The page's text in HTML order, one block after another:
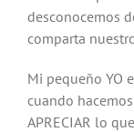
desconocemos
comparta
Mi pequeño YO
cuando hacemos
APRECIAR lo